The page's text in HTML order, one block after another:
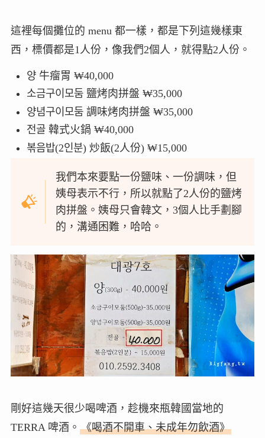
這裡每個攤位的 menu 都一樣，都是下列這幾樣東
西，標價都是1人份，像我們2個人，就得點2人份。
양 牛瘤胃 ₩40,000
소금구이모둠 鹽烤肉拼盤 ₩35,000
양념구이모둠 調味烤肉拼盤 ₩35,000
전골 韓式火鍋 ₩40,000
볶음밥(2인분) 炒飯(2人份) ₩15,000
我們本來要點一份鹽味、一份調味，但
姨母表示不行，所以就點了2人份的鹽烤
肉拼盤。姨母只會韓文，3個人比手劃腳
的，溝通困難，哈哈。
剛好這幾天很少喝啤酒，趁機來瓶韓國當地的
TERRA 啤酒。 《喝酒不開車、未成年勿飲酒》